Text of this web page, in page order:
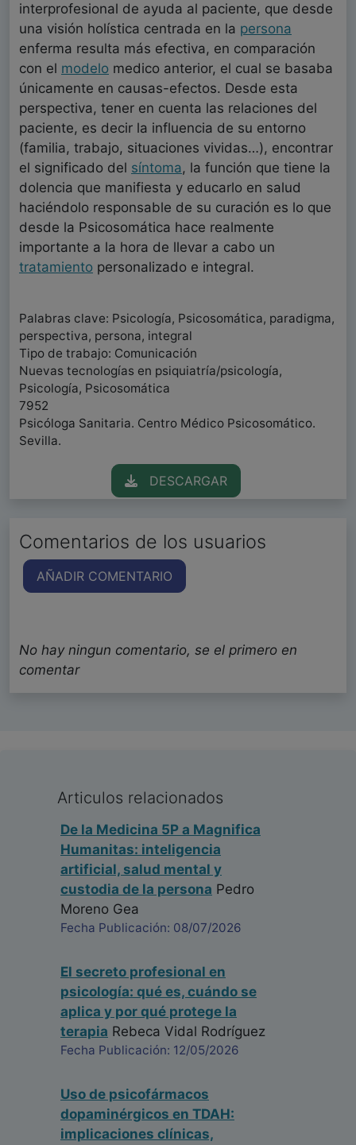
interprofesional de ayuda al paciente, que desde
una visión holística centrada en la persona
enferma resulta más efectiva, en comparación
con el modelo medico anterior, el cual se basaba
únicamente en causas-efectos. Desde esta
perspectiva, tener en cuenta las relaciones del
paciente, es decir la influencia de su entorno
(familia, trabajo, situaciones vividas…), encontrar
el significado del síntoma, la función que tiene la
dolencia que manifiesta y educarlo en salud
haciéndolo responsable de su curación es lo que
desde la Psicosomática hace realmente
importante a la hora de llevar a cabo un
tratamiento personalizado e integral.
Palabras clave: Psicología, Psicosomática, paradigma,
perspectiva, persona, integral
Tipo de trabajo: Comunicación
Nuevas tecnologías en psiquiatría/psicología,
Psicología, Psicosomática
7952
Psicóloga Sanitaria. Centro Médico Psicosomático.
Sevilla.
DESCARGAR
Comentarios de los usuarios
AÑADIR COMENTARIO
No hay ningun comentario, se el primero en
comentar
Articulos relacionados
De la Medicina 5P a Magnifica
Humanitas: inteligencia
artificial, salud mental y
custodia de la persona Pedro
Moreno Gea
Fecha Publicación: 08/07/2026
El secreto profesional en
psicología: qué es, cuándo se
aplica y por qué protege la
terapia Rebeca Vidal Rodríguez
Fecha Publicación: 12/05/2026
Uso de psicofármacos
dopaminérgicos en TDAH:
implicaciones clínicas,